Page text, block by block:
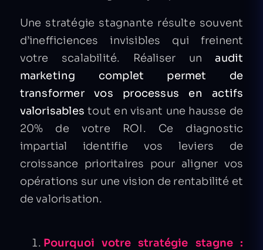
Une stratégie stagnante résulte souvent
d’inefficiences invisibles qui freinent
votre scalabilité. Réaliser unaudit
marketing complet permet de
transformer vos processus en actifs
valorisables tout en visant une hausse de
20% de votre ROI. Ce diagnostic
impartial identifie vos leviers de
croissance prioritaires pour aligner vos
opérations sur une vision de rentabilité et
de valorisation.
Pourquoi votre stratégie stagne :